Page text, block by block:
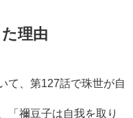
理由
て、第127話で珠世が自
「禰豆子は自我を取り